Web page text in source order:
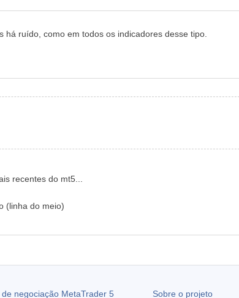
ruído, como em todos os indicadores desse tipo.
recentes do mt5...
(linha do meio)
negociação MetaTrader 5 Sobre o projeto